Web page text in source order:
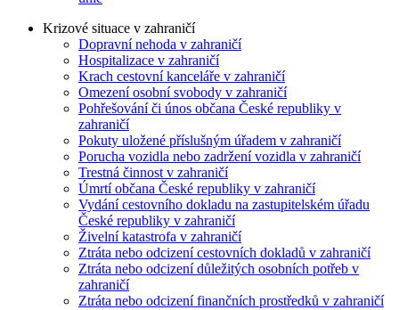
Krizové situace v zahraničí
Dopravní nehoda v zahraničí
Hospitalizace v zahraničí
Krach cestovní kanceláře v zahraničí
Omezení osobní svobody v zahraničí
Pohřešování či únos občana České republiky v
zahraničí
Pokuty uložené příslušným úřadem v zahraničí
Porucha vozidla nebo zadržení vozidla v zahraničí
Trestná činnost v zahraničí
Úmrtí občana České republiky v zahraničí
Vydání cestovního dokladu na zastupitelském úřadu
České republiky v zahraničí
Živelní katastrofa v zahraničí
Ztráta nebo odcizení cestovních dokladů v zahraničí
Ztráta nebo odcizení důležitých osobních potřeb v
zahraničí
Ztráta nebo odcizení finančních prostředků v zahraničí